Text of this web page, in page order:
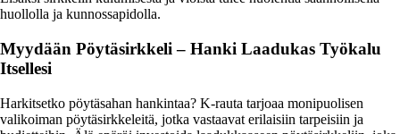
huollolla ja kunnossapidolla.
Myydään Pöytäsirkkeli – Hanki Laadukas Työkalu
Itsellesi
Harkitsetko pöytäsahan hankintaa? K-rauta tarjoaa monipuolisen
valikoiman pöytäsirkkeleitä, jotka vastaavat erilaisiin tarpeisiin ja